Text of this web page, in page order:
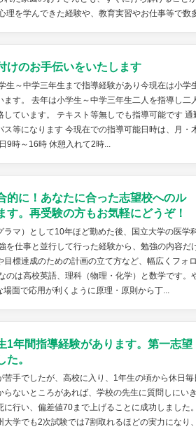
理を学んできた経験や、教育実習やお仕事等で数
けのお手伝いをいたします
生～中学三年生まで指導経験があり今現在は小学
ます。 去年は小学生～中学三年生二人を指導し二
しています。 テキスト等無しでも指導可能です 通
ス等になります 今現在での指導可能日時は、月・
9時～16時 休憩入れて2時...
的に！あなたに合った志望校へのル
す。再受験の方もお気軽にどうぞ！
ラマ）として10年ほど勤めた後、国立大学の医学
を仕事と並行して行った経験から、勉強の内容だ
目標達成のための計画の立て方など、幅広くフォ
のは高校英語、理科（物理・化学）と数学です。
場面で応用が利くように原理・原則から丁...
1年間指導経験があります。第一志望
た。
苦手でしたが、高校に入り、1年生の頃から休日
らないところがあれば、学校の先生に質問しにい
に行い、偏差値70まで上げることに成功しました
大学でも2次試験では7割取れるほどの実力になり